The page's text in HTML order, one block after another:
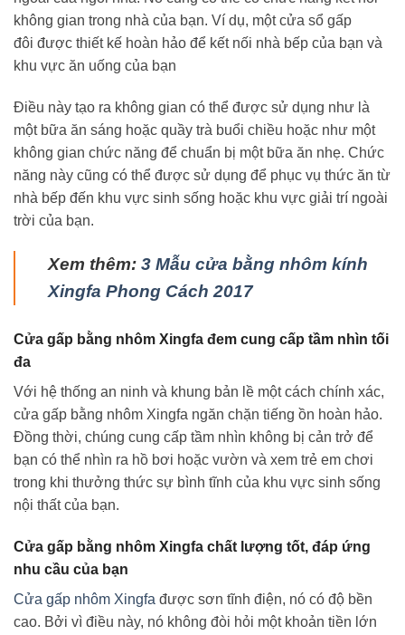
không gian trong nhà của bạn. Ví dụ, một cửa sổ gấp
đôi được thiết kế hoàn hảo để kết nối nhà bếp của bạn và
khu vực ăn uống của bạn
Điều này tạo ra không gian có thể được sử dụng như là
một bữa ăn sáng hoặc quầy trà buổi chiều hoặc như một
không gian chức năng để chuẩn bị một bữa ăn nhẹ. Chức
năng này cũng có thể được sử dụng để phục vụ thức ăn từ
nhà bếp đến khu vực sinh sống hoặc khu vực giải trí ngoài
trời của bạn.
Xem thêm: 3 Mẫu cửa bằng nhôm kính
Xingfa Phong Cách 2017
Cửa gấp bằng nhôm Xingfa đem cung cấp tầm nhìn tối
đa
Với hệ thống an ninh và khung bản lề một cách chính xác,
cửa gấp bằng nhôm Xingfa ngăn chặn tiếng ồn hoàn hảo.
Đồng thời, chúng cung cấp tầm nhìn không bị cản trở để
bạn có thể nhìn ra hồ bơi hoặc vườn và xem trẻ em chơi
trong khi thưởng thức sự bình tĩnh của khu vực sinh sống
nội thất của bạn.
Cửa gấp bằng nhôm Xingfa chất lượng tốt, đáp ứng
nhu cầu của bạn
Cửa gấp nhôm Xingfa được sơn tĩnh điện, nó có độ bền
cao. Bởi vì điều này, nó không đòi hỏi một khoản tiền lớn